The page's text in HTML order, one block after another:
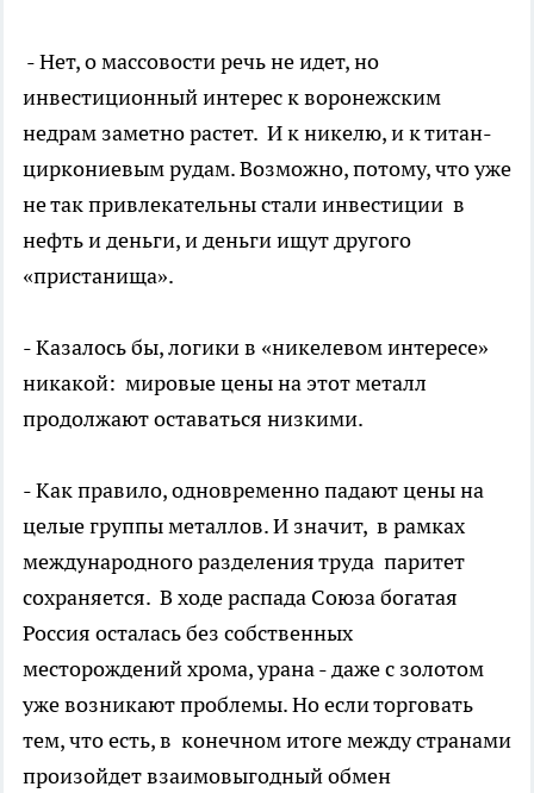
- Нет, о массовости речь не идет, но
инвестиционный интерес к воронежским
недрам заметно растет. И к никелю, и к титан-
циркониевым рудам. Возможно, потому, что уже
не так привлекательны стали инвестиции в
нефть и деньги, и деньги ищут другого
«пристанища».
- Казалось бы, логики в «никелевом интересе»
никакой: мировые цены на этот металл
продолжают оставаться низкими.
- Как правило, одновременно падают цены на
целые группы металлов. И значит, в рамках
международного разделения труда паритет
сохраняется. В ходе распада Союза богатая
Россия осталась без собственных
месторождений хрома, урана - даже с золотом
уже возникают проблемы. Но если торговать
тем, что есть, в конечном итоге между странами
произойдет взаимовыгодный обмен